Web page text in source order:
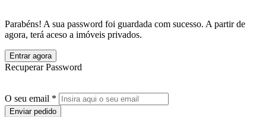
Parabéns! A sua password foi guardada com sucesso. A partir de
agora, terá aceso a imóveis privados.
Entrar agora
Recuperar Password
O seu email *
Enviar pedido